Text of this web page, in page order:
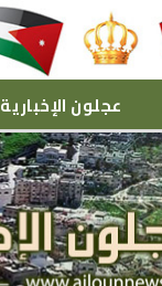
عجلون الإخبارية